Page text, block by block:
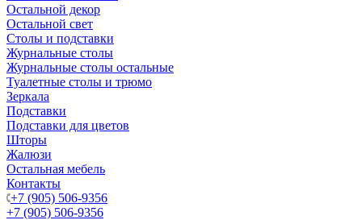
Остальной декор
Остальной свет
Столы и подставки
Журнальные столы
Журнальные столы остальные
Туалетные столы и трюмо
Зеркала
Подставки
Подставки для цветов
Шторы
Жалюзи
Остальная мебель
Контакты
+7 (905) 506-9356
+7 (905) 506-9356